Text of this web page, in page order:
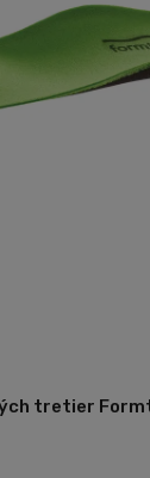
tretier